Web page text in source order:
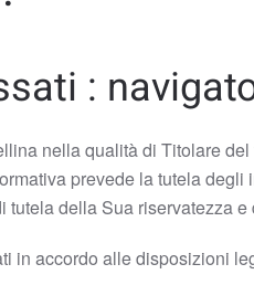
:
nella qualità di Titolare
prevede la tutela
tutela della Sua riservatezza
in accordo alle disposizioni